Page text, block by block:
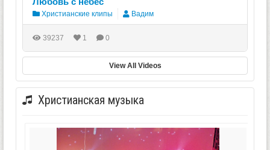
Христианские клипы Вадим
39237 1 0
View All Videos
Христианская музыка